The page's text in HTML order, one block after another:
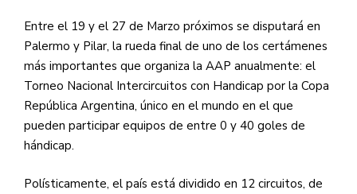
Entre el 19 y el 27 de Marzo próximos se disputará en
Palermo y Pilar, la rueda final de uno de los certámenes
más importantes que organiza la AAP anualmente: el
Torneo Nacional Intercircuitos con Handicap por la Copa
República Argentina, único en el mundo en el que
pueden participar equipos de entre 0 y 40 goles de
hándicap.
Polísticamente, el país está dividido en 12 circuitos, de